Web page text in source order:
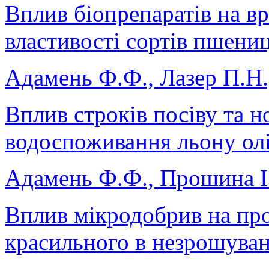
Вплив біопрепаратів на
властивості сортів
Адамень Ф.Ф., Лазер
Вплив строків посіву та
водоспоживання льону
Адамень Ф.Ф., Прошина
Вплив мікродобрив на
красильного в